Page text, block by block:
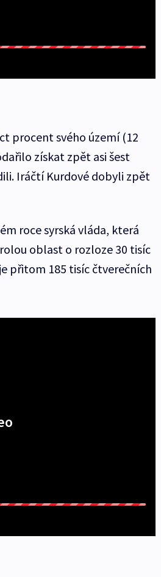
procent svého území (12
získat zpět asi šest
Iráčtí Kurdové dobyli zpět
roce syrská vláda, která
oblast o rozloze 30 tisíc
přitom 185 tisíc čtverečních